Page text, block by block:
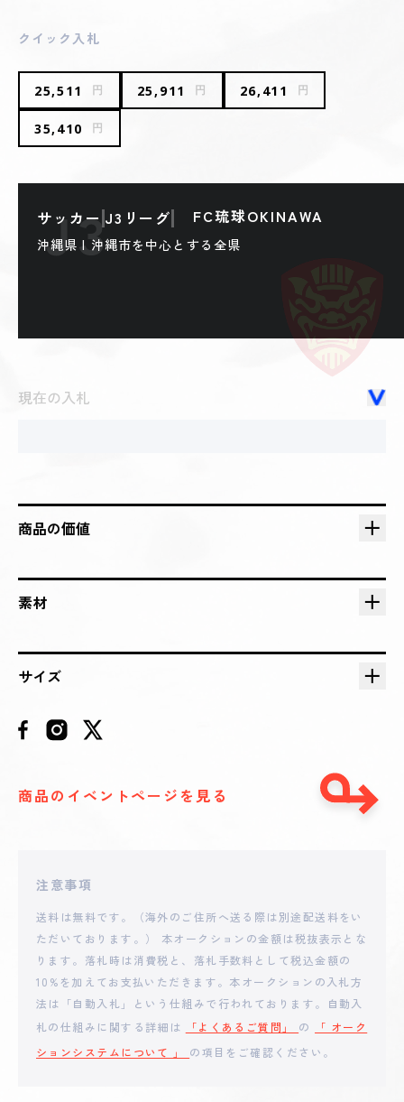
クイック入札
25,511 円 25,911 円 26,411 円
35,410 円
サッカー J3リーグ FC琉球OKINAWA
沖縄県 | 沖縄市を中心とする全県
現在の入札
商品の価値
素材
サイズ
商品のイベントページを見る
注意事項
送料は無料です。（海外のご住所へ送る際は別途配送料をい
ただいております。） 本オークションの金額は税抜表示とな
ります。落札時は消費税と、落札手数料として税込金額の
10%を加えてお支払いただきます。本オークションの入札方
法は「自動入札」という仕組みで行われております。自動入
札の仕組みに関する詳細は
「よくあるご質問」 の
「 オーク
ションシステムについて 」 の項目をご確認ください。